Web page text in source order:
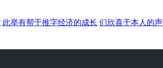
此举有帮于推字经济的成长 们欣喜于本人的